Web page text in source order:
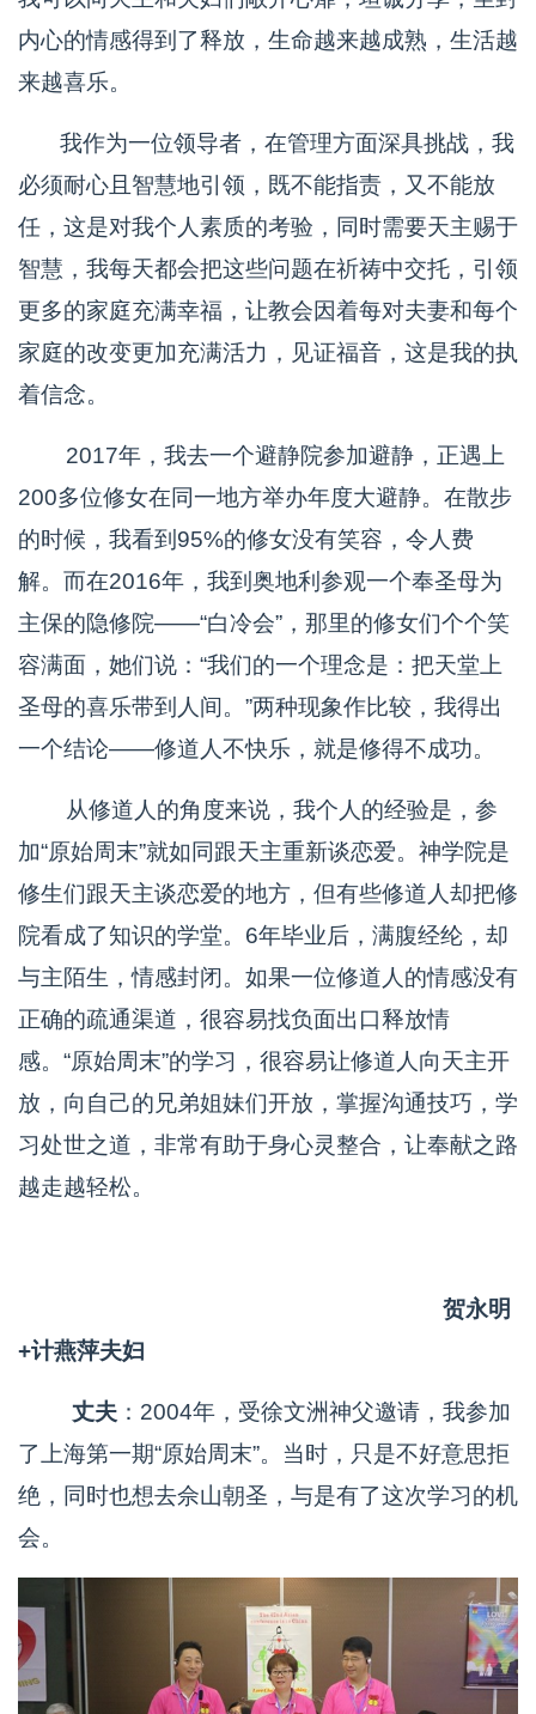
内心的情感得到了释放，生命越来越成熟，生活越
来越喜乐。
我作为一位领导者，在管理方面深具挑战，我
必须耐心且智慧地引领，既不能指责，又不能放
任，这是对我个人素质的考验，同时需要天主赐于
智慧，我每天都会把这些问题在祈祷中交托，引领
更多的家庭充满幸福，让教会因着每对夫妻和每个
家庭的改变更加充满活力，见证福音，这是我的执
着信念。
2017年，我去一个避静院参加避静，正遇上
200多位修女在同一地方举办年度大避静。在散步
的时候，我看到95%的修女没有笑容，令人费
解。而在2016年，我到奥地利参观一个奉圣母为
主保的隐修院——“白冷会”，那里的修女们个个笑
容满面，她们说：“我们的一个理念是：把天堂上
圣母的喜乐带到人间。”两种现象作比较，我得出
一个结论——修道人不快乐，就是修得不成功。
从修道人的角度来说，我个人的经验是，参
加“原始周末”就如同跟天主重新谈恋爱。神学院是
修生们跟天主谈恋爱的地方，但有些修道人却把修
院看成了知识的学堂。6年毕业后，满腹经纶，却
与主陌生，情感封闭。如果一位修道人的情感没有
正确的疏通渠道，很容易找负面出口释放情
感。“原始周末”的学习，很容易让修道人向天主开
放，向自己的兄弟姐妹们开放，掌握沟通技巧，学
习处世之道，非常有助于身心灵整合，让奉献之路
越走越轻松。
贺永明
+计燕萍夫妇
丈夫 ：2004年，受徐文洲神父邀请，我参加
了上海第一期“原始周末”。当时，只是不好意思拒
绝，同时也想去佘山朝圣，与是有了这次学习的机
会。